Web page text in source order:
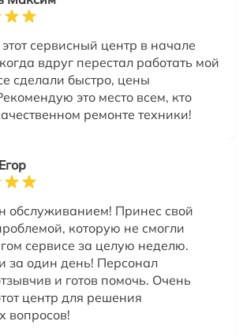
сервисный центр в начале
вдруг перестал работать мой
сделали быстро, цены
это место всем, кто
ремонте техники!
обслуживанием! Принес свой
которую не смогли
сервисе за целую неделю.
за один день! Персонал
и готов помочь. Очень
центр для решения
вопросов!